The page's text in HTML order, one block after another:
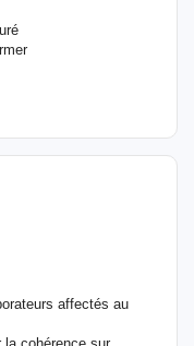
affectés au